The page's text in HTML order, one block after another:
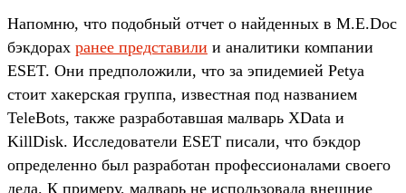
Напомню, что подобный отчет о найденных в M.E.Doc
бэкдорах ранее представили и аналитики компании
ESET. Они предположили, что за эпидемией Petya
стоит хакерская группа, известная под названием
TeleBots, также разработавшая малварь XData и
KillDisk. Исследователи ESET писали, что бэкдор
определенно был разработан профессионалами своего
дела. К примеру, малварь не использовала внешние